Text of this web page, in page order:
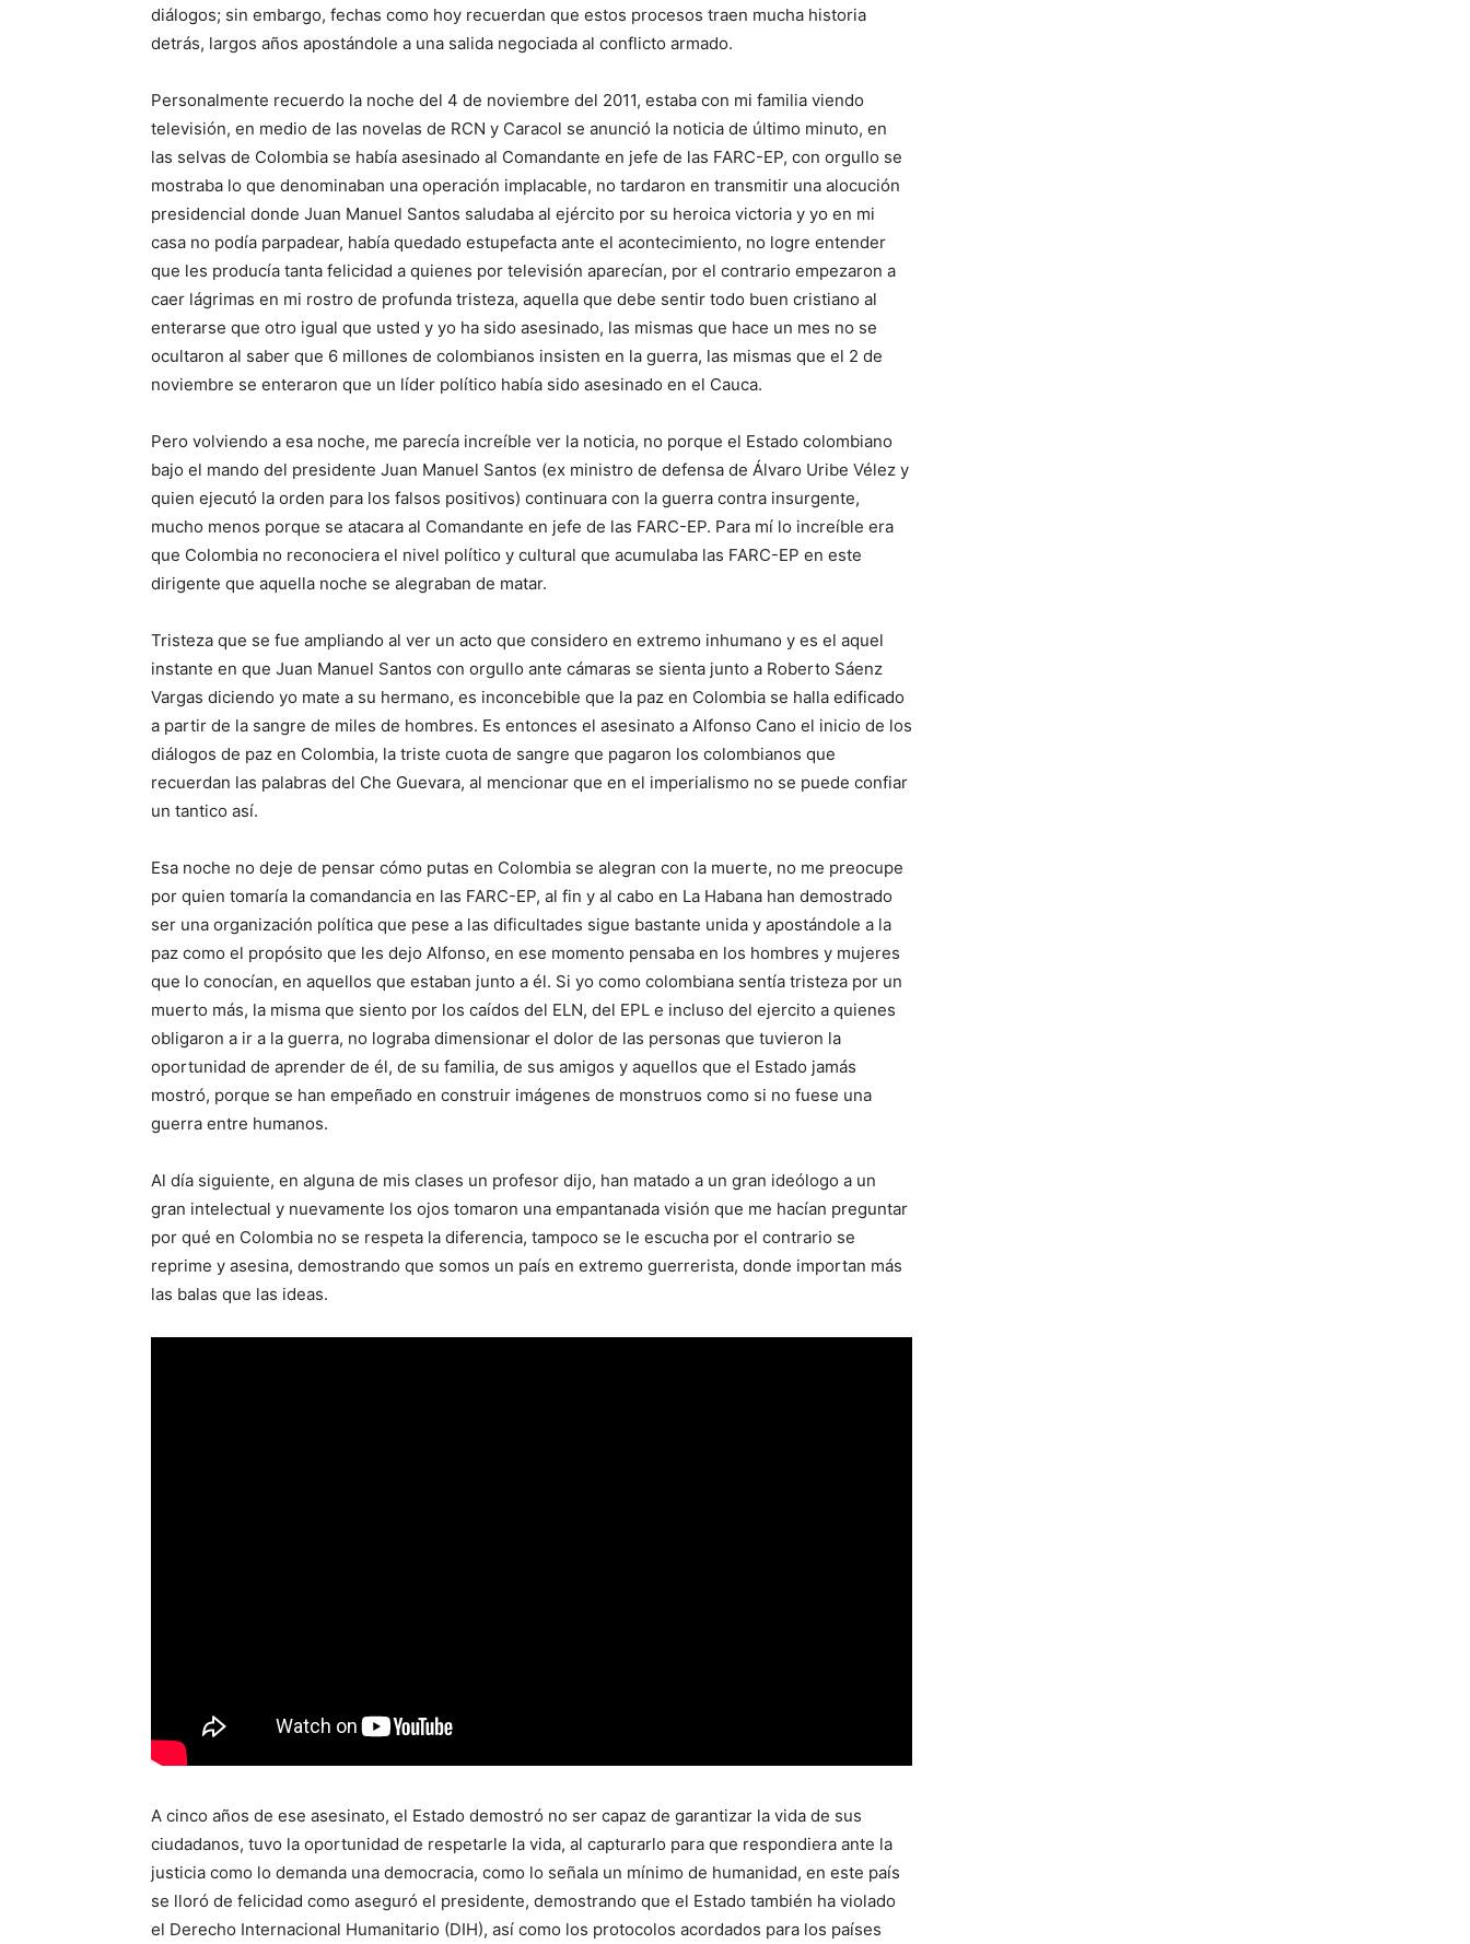
diálogos; sin embargo, fechas como hoy recuerdan que estos procesos traen mucha historia
detrás, largos años apostándole a una salida negociada al conflicto armado.
Personalmente recuerdo la noche del 4 de noviembre del 2011, estaba con mi familia viendo
televisión, en medio de las novelas de RCN y Caracol se anunció la noticia de último minuto, en
las selvas de Colombia se había asesinado al Comandante en jefe de las FARC-EP, con orgullo se
mostraba lo que denominaban una operación implacable, no tardaron en transmitir una alocución
presidencial donde Juan Manuel Santos saludaba al ejército por su heroica victoria y yo en mi
casa no podía parpadear, había quedado estupefacta ante el acontecimiento, no logre entender
que les producía tanta felicidad a quienes por televisión aparecían, por el contrario empezaron a
caer lágrimas en mi rostro de profunda tristeza, aquella que debe sentir todo buen cristiano al
enterarse que otro igual que usted y yo ha sido asesinado, las mismas que hace un mes no se
ocultaron al saber que 6 millones de colombianos insisten en la guerra, las mismas que el 2 de
noviembre se enteraron que un líder político había sido asesinado en el Cauca.
Pero volviendo a esa noche, me parecía increíble ver la noticia, no porque el Estado colombiano
bajo el mando del presidente Juan Manuel Santos (ex ministro de defensa de Álvaro Uribe Vélez y
quien ejecutó la orden para los falsos positivos) continuara con la guerra contra insurgente,
mucho menos porque se atacara al Comandante en jefe de las FARC-EP. Para mí lo increíble era
que Colombia no reconociera el nivel político y cultural que acumulaba las FARC-EP en este
dirigente que aquella noche se alegraban de matar.
Tristeza que se fue ampliando al ver un acto que considero en extremo inhumano y es el aquel
instante en que Juan Manuel Santos con orgullo ante cámaras se sienta junto a Roberto Sáenz
Vargas diciendo yo mate a su hermano, es inconcebible que la paz en Colombia se halla edificado
a partir de la sangre de miles de hombres. Es entonces el asesinato a Alfonso Cano el inicio de los
diálogos de paz en Colombia, la triste cuota de sangre que pagaron los colombianos que
recuerdan las palabras del Che Guevara, al mencionar que en el imperialismo no se puede confiar
un tantico así.
Esa noche no deje de pensar cómo putas en Colombia se alegran con la muerte, no me preocupe
por quien tomaría la comandancia en las FARC-EP, al fin y al cabo en La Habana han demostrado
ser una organización política que pese a las dificultades sigue bastante unida y apostándole a la
paz como el propósito que les dejo Alfonso, en ese momento pensaba en los hombres y mujeres
que lo conocían, en aquellos que estaban junto a él. Si yo como colombiana sentía tristeza por un
muerto más, la misma que siento por los caídos del ELN, del EPL e incluso del ejercito a quienes
obligaron a ir a la guerra, no lograba dimensionar el dolor de las personas que tuvieron la
oportunidad de aprender de él, de su familia, de sus amigos y aquellos que el Estado jamás
mostró, porque se han empeñado en construir imágenes de monstruos como si no fuese una
guerra entre humanos.
Al día siguiente, en alguna de mis clases un profesor dijo, han matado a un gran ideólogo a un
gran intelectual y nuevamente los ojos tomaron una empantanada visión que me hacían preguntar
por qué en Colombia no se respeta la diferencia, tampoco se le escucha por el contrario se
reprime y asesina, demostrando que somos un país en extremo guerrerista, donde importan más
las balas que las ideas.
A cinco años de ese asesinato, el Estado demostró no ser capaz de garantizar la vida de sus
ciudadanos, tuvo la oportunidad de respetarle la vida, al capturarlo para que respondiera ante la
justicia como lo demanda una democracia, como lo señala un mínimo de humanidad, en este país
se lloró de felicidad como aseguró el presidente, demostrando que el Estado también ha violado
el Derecho Internacional Humanitario (DIH), así como los protocolos acordados para los países